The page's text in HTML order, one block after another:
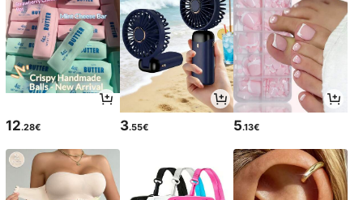
12.28€ 3.55€ 5.13€